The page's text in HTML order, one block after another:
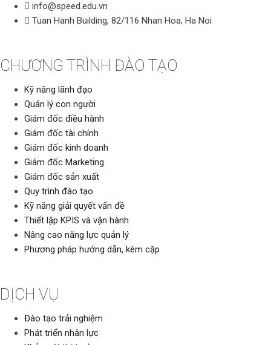
info@speed.edu.vn
Tuan Hanh Building, 82/116 Nhan Hoa, Ha Noi
CHƯƠNG TRÌNH ĐÀO TẠO
Kỹ năng lãnh đạo
Quản lý con người
Giám đốc điều hành
Giám đốc tài chính
Giám đốc kinh doanh
Giám đốc Marketing
Giám đốc sản xuất
Quy trình đào tạo
Kỹ năng giải quyết vấn đề
Thiết lập KPIS và vận hành
Nâng cao năng lực quản lý
Phương pháp hướng dẫn, kèm cặp
DỊCH VỤ
Đào tạo trải nghiệm
Phát triển nhân lực